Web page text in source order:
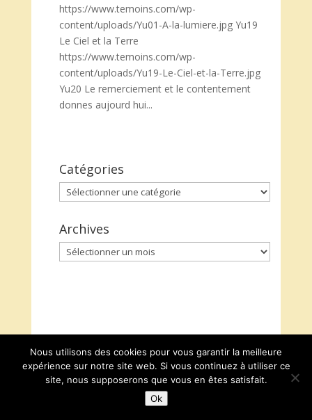
https://www.temoins.com/wp-
content/uploads/Yu01-A-la-lumiere.jpg Yu19
Le Ciel et la Terre
https://www.temoins.com/wp-
content/uploads/Yu19-Le-Ciel-et-la-Terre.jpg
Yu20 Le remerciement et le contentement
donnes aujourd hui...
Catégories
Catégories
Archives
Archives
Nous utilisons des cookies pour vous garantir la meilleure
expérience sur notre site web. Si vous continuez à utiliser ce
site, nous supposerons que vous en êtes satisfait.
Ok